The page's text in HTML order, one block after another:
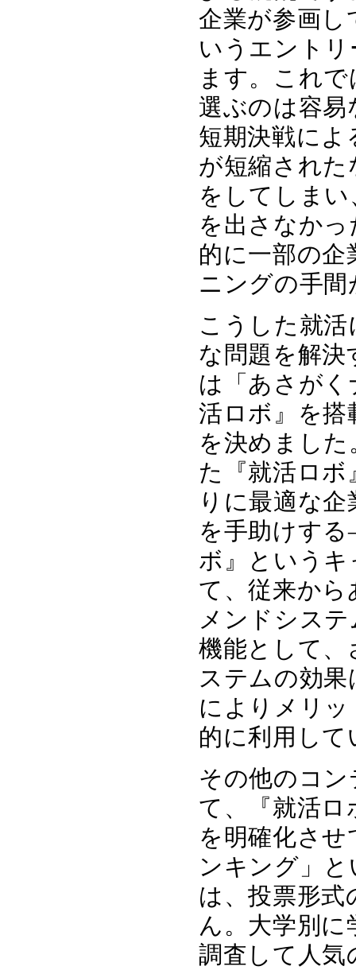
企業が参画し
いうエント
ます。これ
選ぶのは容
短期決戦によ
が短縮され
をしてしま
を出さなか
的に一部の
ニングの手
こうした就
な問題を解決
は「あさがく
活ロボ』を搭
を決めまし
た『就活ロボ
りに最適な
を手助けす
ボ』という
て、従来から
メンドシス
機能として、
ステムの効
によりメリ
的に利用し
その他のコ
て、『就活
を明確化さ
ンキング」
は、投票形
ん。大学別
調査して人気